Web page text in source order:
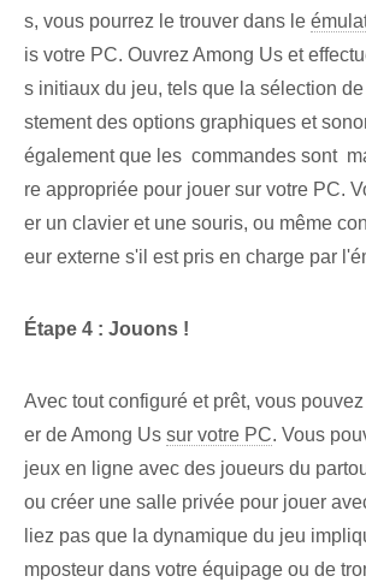
s, vous pourrez le trouver dans le
is‌ votre PC. Ouvrez Among Us et
s initiaux du jeu⁣, tels que la sélection
stement des ‍options graphiques et
également que les ⁤ commandes sont
re appropriée pour⁢ jouer sur⁤ votre PC.
er un clavier et une souris, ou même
eur externe s'il est pris en charge par
Étape 4 : Jouons !
Avec tout configuré et prêt, vous
er de ⁣Among Us sur votre PC. Vous
jeux en ligne‍ avec des joueurs du
ou créer⁤ une salle privée pour jouer
liez pas que la dynamique du jeu
mposteur dans votre équipage ou de